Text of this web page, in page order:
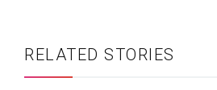
RELATED STORIES